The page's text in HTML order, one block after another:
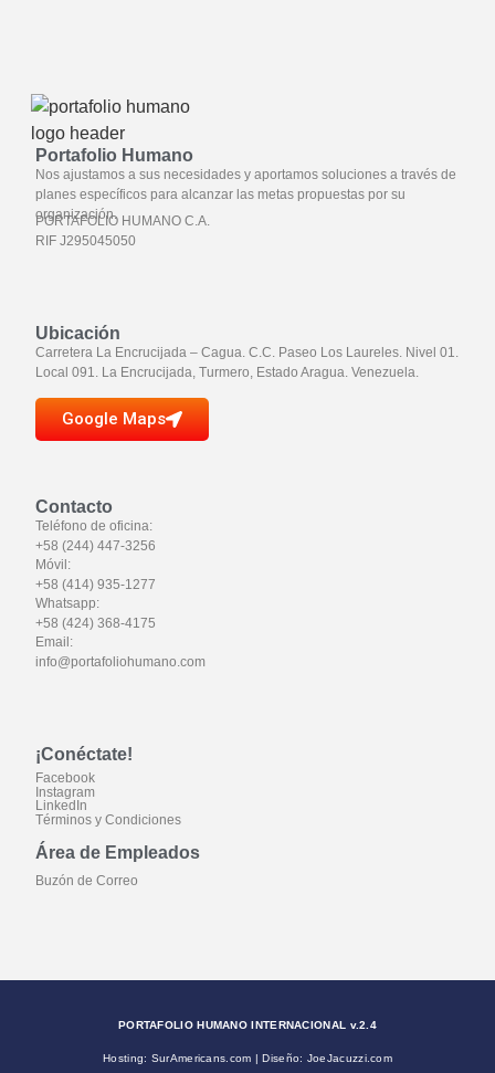
Portafolio Humano
Nos ajustamos a sus necesidades y aportamos soluciones a través de
planes específicos para alcanzar las metas propuestas por su
organización.
PORTAFOLIO HUMANO C.A.
RIF J295045050
Ubicación
Carretera La Encrucijada – Cagua. C.C. Paseo Los Laureles. Nivel 01.
Local 091. La Encrucijada, Turmero, Estado Aragua. Venezuela.
Google Maps
Contacto
Teléfono de oficina:
+58 (244) 447-3256
Móvil:
+58 (414) 935-1277
Whatsapp:
+58 (424) 368-4175
Email:
info@portafoliohumano.com
¡Conéctate!
Facebook
Instagram
LinkedIn
Términos y Condiciones
Área de Empleados
Buzón de Correo
PORTAFOLIO HUMANO INTERNACIONAL v.2.4
Hosting: SurAmericans.com | Diseño: JoeJacuzzi.com